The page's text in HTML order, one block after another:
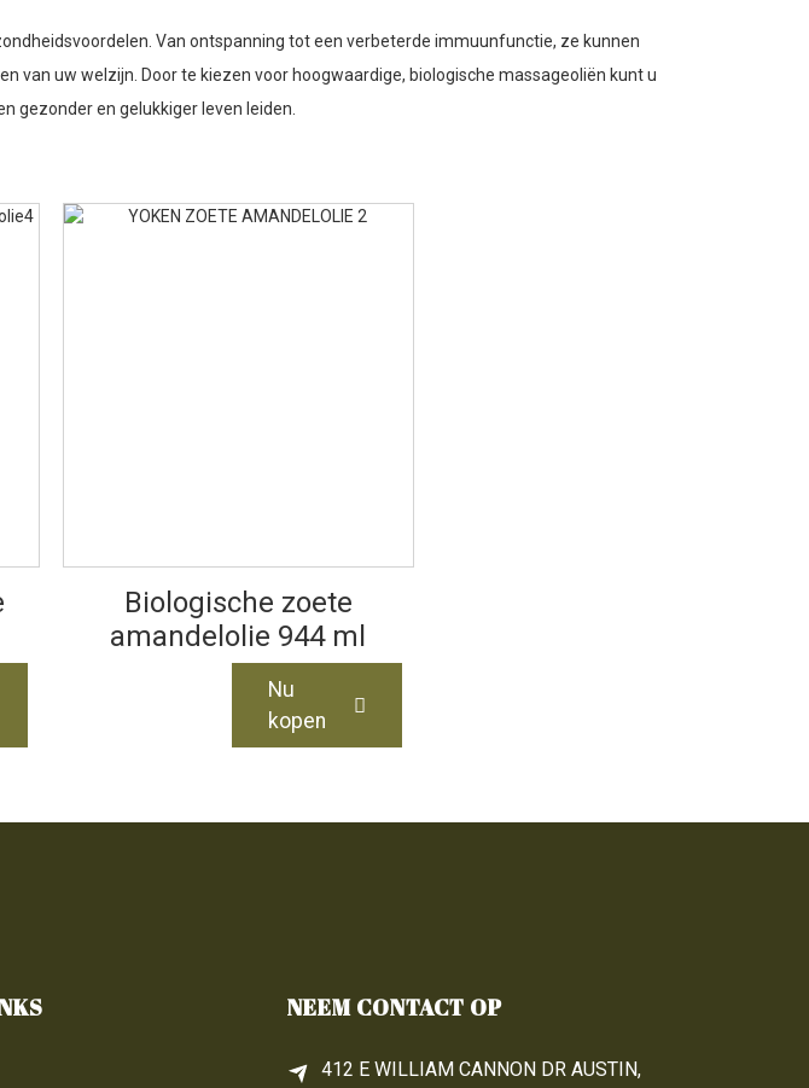
Van ontspanning tot een verbeterde immuunfunctie, ze kunnen
van uw welzijn. Door te kiezen voor hoogwaardige, biologische massageoliën kunt u
gezonder en gelukkiger leven leiden.
Biologische zoete
amandelolie 944 ml
Nu
kopen
NEEM CONTACT OP
412 E WILLIAM CANNON DR AUSTIN,